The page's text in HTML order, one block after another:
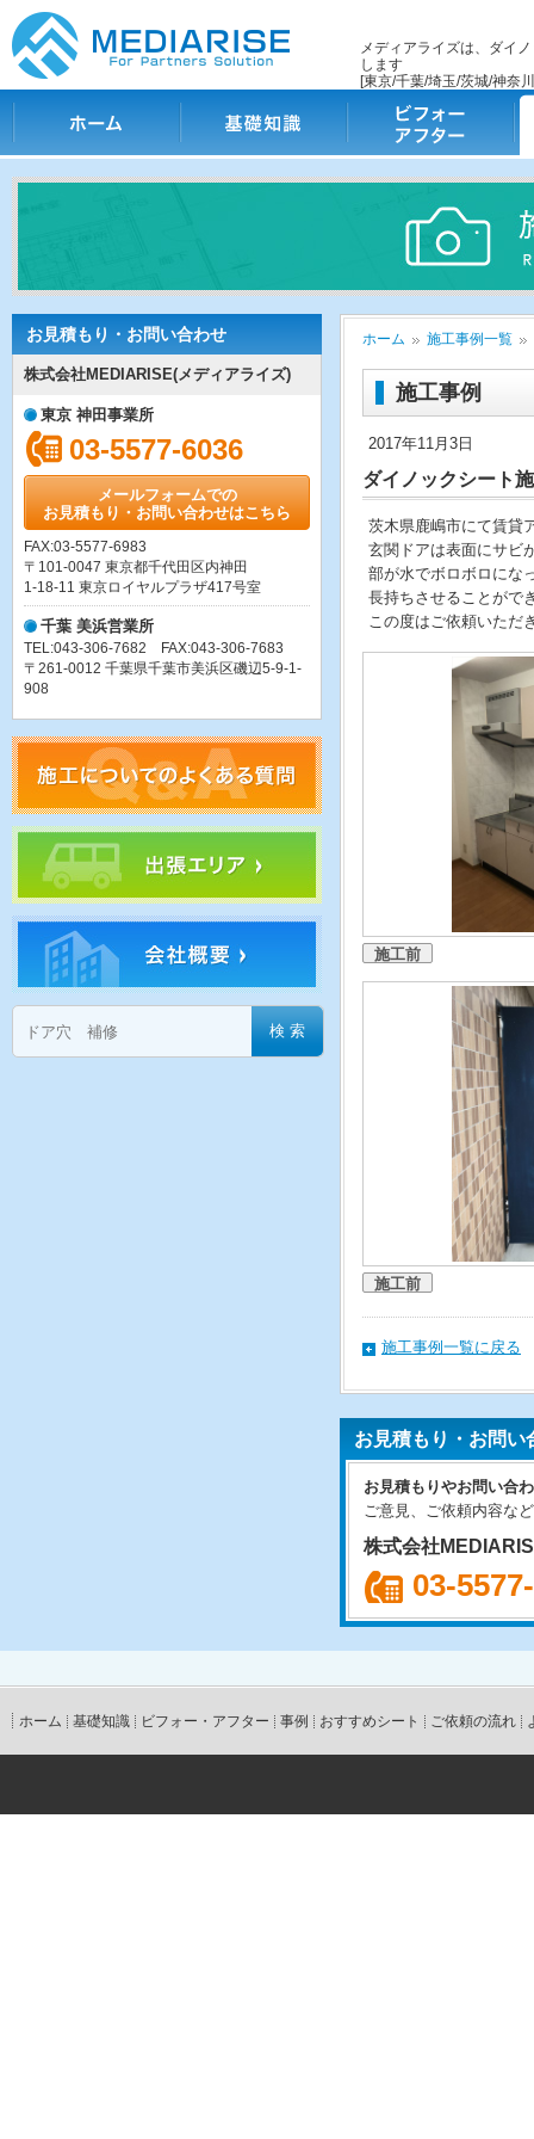
メディアライズは、ダイ
します
[東京/千葉/埼玉/茨城/神奈
ホーム 基礎知識 ビフォー・アフター 施
お見積もり・お問い合わせ
株式会社MEDIARISE(メディアライズ)
東京 神田事業所
03-5577-6036
メールフォームでの
お見積もり・お問い合わせはこちら
FAX:03-5577-6983
〒101-0047 東京都千代田区内神田
1-18-11 東京ロイヤルプラザ417号室
千葉 美浜営業所
TEL:043-306-7682 FAX:043-306-7683
〒261-0012 千葉県千葉市美浜区磯辺5-9-1-
908
ホーム 施工事例一覧
施工事例
2017年11月3日
ダイノックシート
茨木県鹿嶋市にて賃貸
玄関ドアは表面にサビ
部が水でボロボロにな
長持ちさせることがで
この度はご依頼いただ
施工前
施工前
施工事例一覧に戻る
お見積もり・お問い
お見積もりやお問い合
ご意見、ご依頼内容な
株式会社
03-
ホーム 基礎知識 ビフォー・アフター 事例 おすすめシート ご依頼の流れ